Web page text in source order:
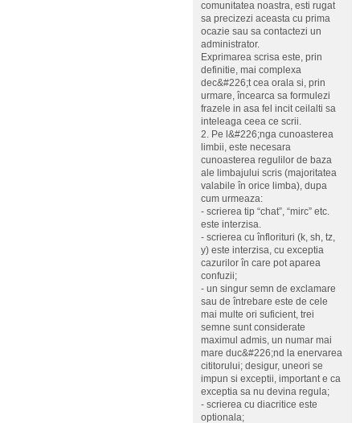
comunitatea noastra, esti rugat
sa precizezi aceasta cu prima
ocazie sau sa contactezi un
administrator.
Exprimarea scrisa este, prin
definitie, mai complexa
dec&#226;t cea orala si, prin
urmare, încearca sa formulezi
frazele in asa fel incit ceilalti sa
inteleaga ceea ce scrii.
2. Pe l&#226;nga cunoasterea
limbii, este necesara
cunoasterea regulilor de baza
ale limbajului scris (majoritatea
valabile în orice limba), dupa
cum urmeaza:
- scrierea tip “chat”, “mirc” etc.
este interzisa.
- scrierea cu înflorituri (k, sh, tz,
y) este interzisa, cu exceptia
cazurilor în care pot aparea
confuzii;
- un singur semn de exclamare
sau de întrebare este de cele
mai multe ori suficient, trei
semne sunt considerate
maximul admis, un numar mai
mare duc&#226;nd la enervarea
cititorului; desigur, uneori se
impun si exceptii, important e ca
exceptia sa nu devina regula;
- scrierea cu diacritice este
optionala;